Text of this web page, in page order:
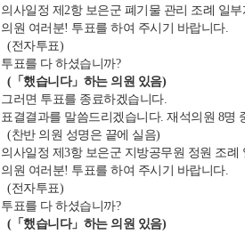
의사일정 제2항 보은군 폐기물 관리 조례 일
의원 여러분! 투표를 하여 주시기 바랍니다.
(전자투표)
투표를 다 하셨습니까?
(「했습니다」하는 의원 있음)
그러면 투표를 종료하겠습니다.
표결결과를 말씀드리겠습니다. 재석의원 8명
(찬반 의원 성명은 끝에 실음)
의사일정 제3항 보은군 지방공무원 정원 조
의원 여러분! 투표를 하여 주시기 바랍니다.
(전자투표)
투표를 다 하셨습니까?
(「했습니다」하는 의원 있음)